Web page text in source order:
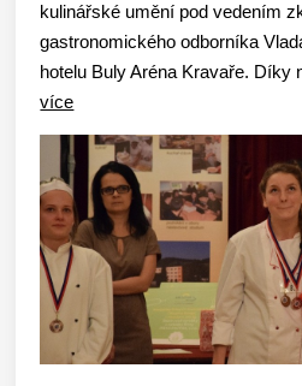
kulinářské umění pod vedením
gastronomického odborníka
hotelu Buly Aréna Kravaře.
více